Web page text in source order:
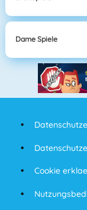
Dame Spiele
Cookie